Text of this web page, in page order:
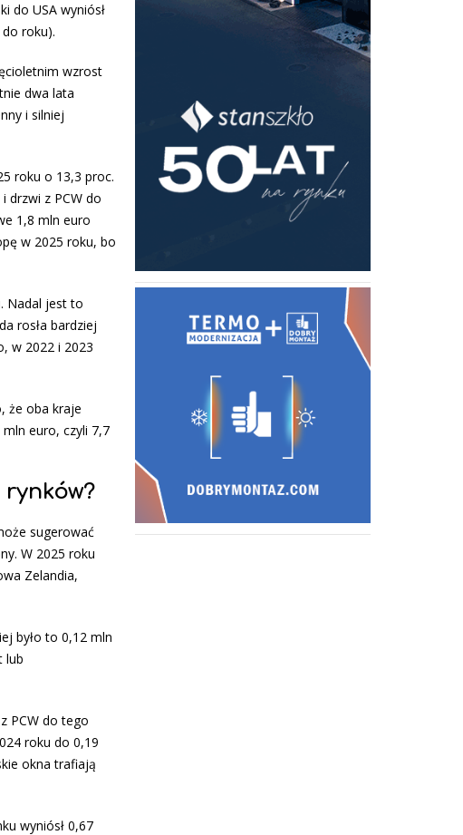
do USA wyniósł
roku).
wzrost
dwa lata
i silniej
roku o 13,3 proc.
drzwi z PCW do
1,8 mln euro
w 2025 roku, bo
Nadal jest to
rosła bardziej
w 2022 i 2023
że oba kraje
mln euro, czyli 7,7
sugerować
W 2025 roku
Zelandia,
było to 0,12 mln
lub
PCW do tego
roku do 0,19
okna trafiają
wyniósł 0,67